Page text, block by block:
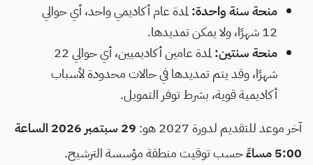
منحة سنة واحدة:لمدة عام أكاديمي واحد، أي حوالي
12 شهرًا، ولا يمكن تمديدها.
منحة سنتين:
لمدة عامين أكاديميين، أي حوالي 22
شهرًا، وقد يتم تمديدها في حالات محدودة لأسباب
أكاديمية قوية، بشرط توفر التمويل.
آخر موعد للتقديم لدورة 2027 هو:
29 سبتمبر 2026 الساعة
5:00 مساءً
حسب توقيت منطقة مؤسسة الترشيح.